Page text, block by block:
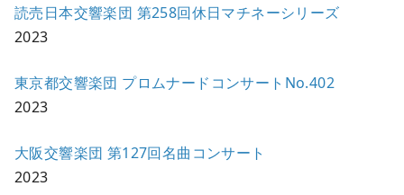
読売日本交響楽団 第258回休日マチネーシリーズ
2023
東京都交響楽団 プロムナードコンサートNo.402
2023
大阪交響楽団 第127回名曲コンサート
2023